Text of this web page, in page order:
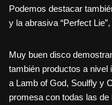
Podemos destacar
y la abrasiva “Perfect
Muy buen disco
también productos a nivel
a Lamb of God, Soulfly y
promesa con todas las